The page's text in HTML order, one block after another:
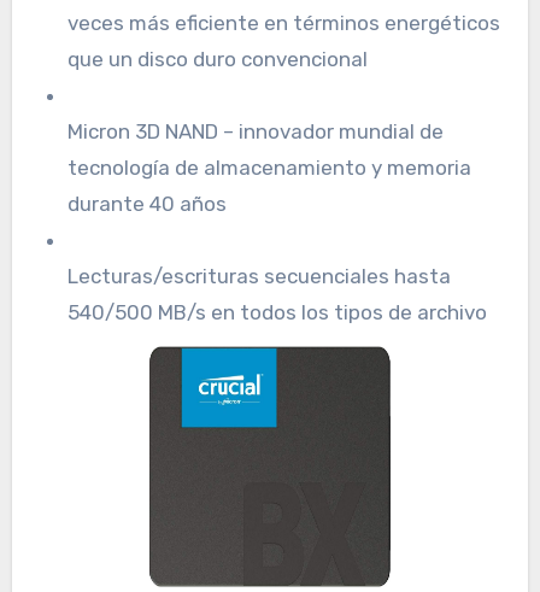
veces más eficiente en términos energéticos
que un disco duro convencional
Micron 3D NAND – innovador mundial de
tecnología de almacenamiento y memoria
durante 40 años
Lecturas/escrituras secuenciales hasta
540/500 MB/s en todos los tipos de archivo